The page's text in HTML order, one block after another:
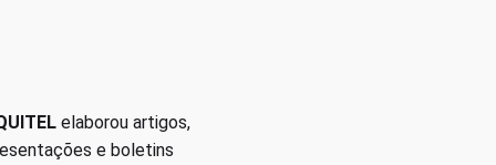
elaborou artigos,
e boletins